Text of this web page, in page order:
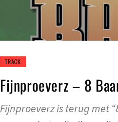
TRACK
Fijnproeverz – 8
Fijnproeverz is terug met